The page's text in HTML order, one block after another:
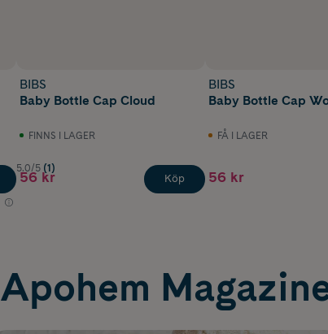
BIBS
Baby Bottle Cap Cloud
FINNS I LAGER
5.0/5 (1)
56 kr Köp
BIBS
Baby Bottle Cap
FÅ I LAGER
56 kr
Apohem